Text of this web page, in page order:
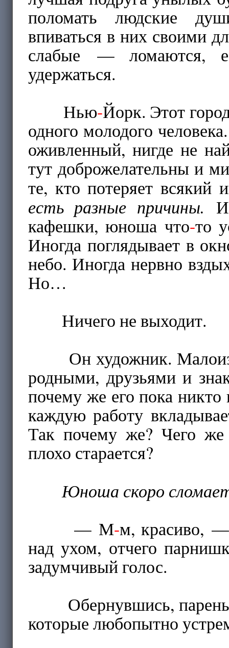
поломать людские
впиваться в них своими
слабые — ломаются,
удержаться.
Нью-Йорк. Этот
одного молодого
оживленный, нигде не
тут доброжелательны и
те, кто потеряет
есть разные причины.
кафешки, юноша что-то
Иногда поглядывает в
небо. Иногда нервно
Но…
Ничего не выходит.
Он художник.
родными, друзьями и
почему же его пока
каждую работу
Так почему же? Чего же
плохо старается?
Юноша скоро
— М-м, красиво,
над ухом, отчего
задумчивый голос.
Обернувшись, парень
которые любопытно